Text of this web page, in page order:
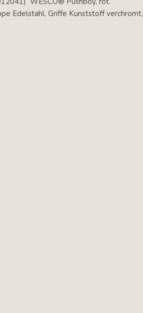
Edelstahl, Griffe Kunststoff verchromt,